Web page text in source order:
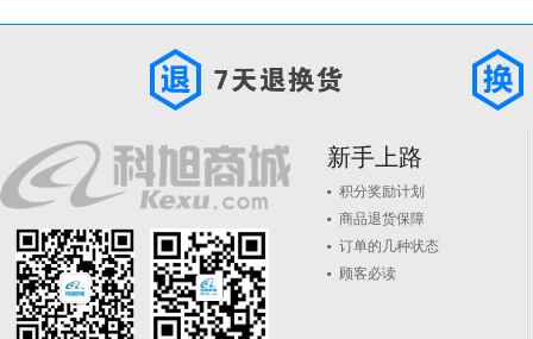
新手上路
积分奖励计划
商品退货保障
订单的几种状态
顾客必读